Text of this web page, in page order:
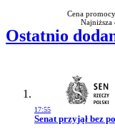
Cena
Najniższa
Ostatnio
17:55
Przejdź do
Senat przyjął bez